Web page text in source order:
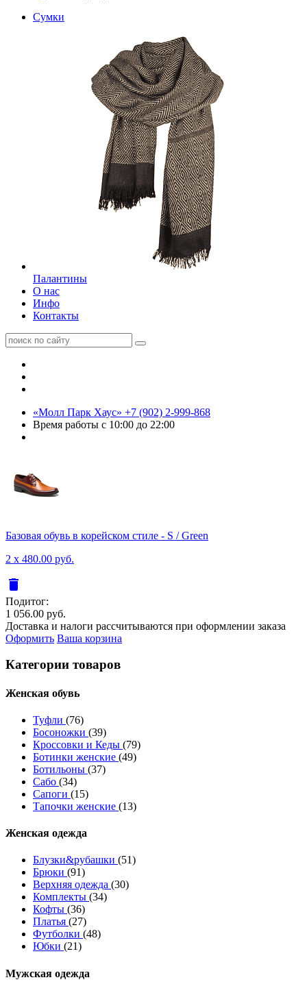
Сумки
Палантины
О нас
Инфо
Контакты
«Молл Парк Хаус» +7 (902) 2-999-868
Время работы с 10:00 до 22:00
Базовая обувь в корейском стиле - S / Green
2 x 480.00 руб.
delete
Подитог:
1 056.00 руб.
Доставка и налоги рассчитываются при оформлении заказа
Оформить Ваша корзина
Категории товаров
Женcкая обувь
Туфли (76)
Босоножки (39)
Кроссовки и Кеды (79)
Ботинки женские (49)
Ботильоны (37)
Сабо (34)
Сапоги (15)
Тапочки женские (13)
Женская одежда
Блузки&рубашки (51)
Брюки (91)
Верхняя одежда (30)
Комплекты (34)
Кофты (36)
Платья (27)
Футболки (48)
Юбки (21)
Мужская одежда